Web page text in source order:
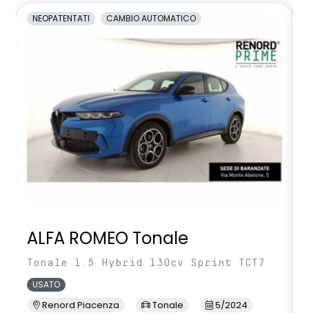
NEOPATENTATI CAMBIO AUTOMATICO
ALFA ROMEO Tonale
Tonale 1.5 Hybrid 130cv Sprint TCT7
USATO
Renord Piacenza Tonale
5/2024